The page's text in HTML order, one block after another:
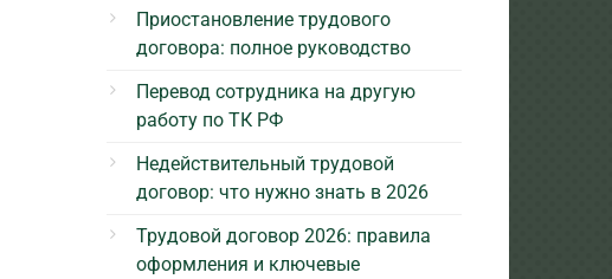
Приостановление трудового
договора: полное руководство
Перевод сотрудника на другую
работу по ТК РФ
Недействительный трудовой
договор: что нужно знать в 2026
Трудовой договор 2026: правила
оформления и ключевые